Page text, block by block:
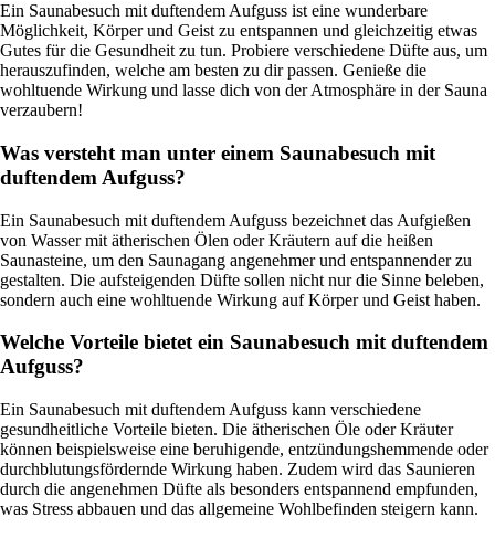
Ein Saunabesuch mit duftendem Aufguss ist eine wunderbare
Möglichkeit, Körper und Geist zu entspannen und gleichzeitig etwas
Gutes für die Gesundheit zu tun. Probiere verschiedene Düfte aus, um
herauszufinden, welche am besten zu dir passen. Genieße die
wohltuende Wirkung und lasse dich von der Atmosphäre in der Sauna
verzaubern!
Was versteht man unter einem Saunabesuch mit
duftendem Aufguss?
Ein Saunabesuch mit duftendem Aufguss bezeichnet das Aufgießen
von Wasser mit ätherischen Ölen oder Kräutern auf die heißen
Saunasteine, um den Saunagang angenehmer und entspannender zu
gestalten. Die aufsteigenden Düfte sollen nicht nur die Sinne beleben,
sondern auch eine wohltuende Wirkung auf Körper und Geist haben.
Welche Vorteile bietet ein Saunabesuch mit duftendem
Aufguss?
Ein Saunabesuch mit duftendem Aufguss kann verschiedene
gesundheitliche Vorteile bieten. Die ätherischen Öle oder Kräuter
können beispielsweise eine beruhigende, entzündungshemmende oder
durchblutungsfördernde Wirkung haben. Zudem wird das Saunieren
durch die angenehmen Düfte als besonders entspannend empfunden,
was Stress abbauen und das allgemeine Wohlbefinden steigern kann.